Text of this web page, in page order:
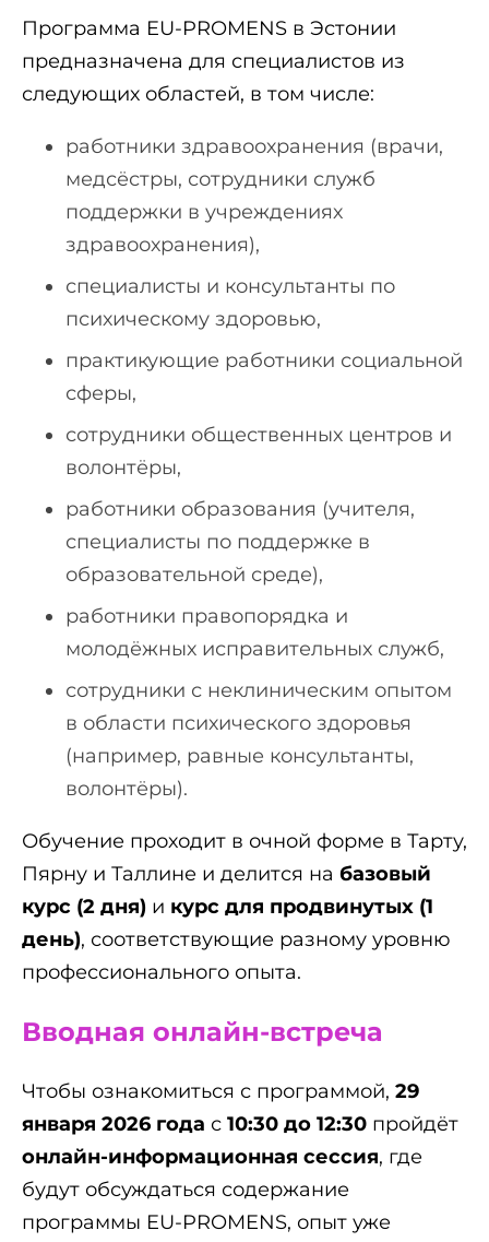
Программа EU-PROMENS в Эстонии
предназначена для специалистов из
следующих областей, в том числе:
работники здравоохранения (врачи,
медсёстры, сотрудники служб
поддержки в учреждениях
здравоохранения),
специалисты и консультанты по
психическому здоровью,
практикующие работники социальной
сферы,
сотрудники общественных центров и
волонтёры,
работники образования (учителя,
специалисты по поддержке в
образовательной среде),
работники правопорядка и
молодёжных исправительных служб,
сотрудники с неклиническим опытом
в области психического здоровья
(например, равные консультанты,
волонтёры).
Обучение проходит в очной форме в Тарту,
Пярну и Таллине и делится на базовый
курс (2 дня) и курс для продвинутых (1
день), соответствующие разному уровню
профессионального опыта.
Вводная онлайн-встреча
Чтобы ознакомиться с программой, 29
января 2026 года с 10:30 до 12:30 пройдёт
онлайн-информационная сессия, где
будут обсуждаться содержание
программы EU-PROMENS, опыт уже